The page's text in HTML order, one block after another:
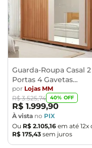
apartamentos.
responsabilidade do
- Confira as
que passará
portas, escadas e/ou
Guarda-Roupa Casal 2
Portas 4 Gavetas
Caemmun Moviment
por Lojas MM
R$ 3.525,74 40% OFF
R$ 1.999,90
À vista no PIX
Ou R$ 2.105,16 em até 12x
R$ 175,43 sem juros